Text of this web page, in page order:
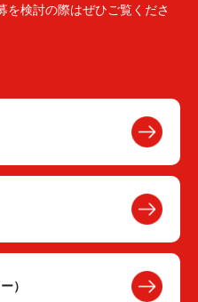
を検討の際はぜひご覧くださ
）